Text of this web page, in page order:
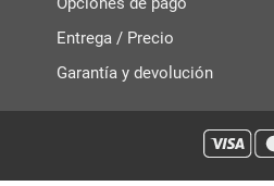
Entrega / Precio
Garantía y devolución